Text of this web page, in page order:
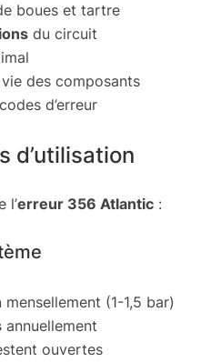
boues et tartre
du circuit
des composants
d’erreur
d’utilisation
l’erreur 356 Atlantic :
mensellement (1-1,5 bar)
annuellement
ouvertes